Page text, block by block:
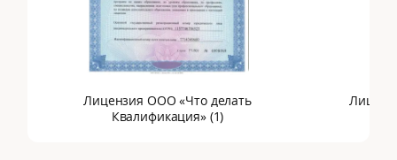
Лицензия ООО «Что делать
Квалификация» (1)